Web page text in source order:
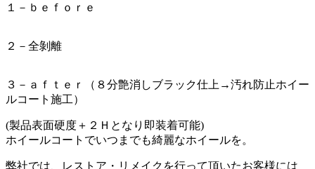
１－ｂｅｆｏｒｅ
２－全剝離
３－ａｆｔｅｒ（８分艶消しブラック仕上→汚れ防止ホイー
ルコート施工）
(製品表面硬度＋２Ｈとなり即装着可能)
ホイールコートでいつまでも綺麗なホイールを。
弊社では、レストア・リメイクを行って頂いたお客様には